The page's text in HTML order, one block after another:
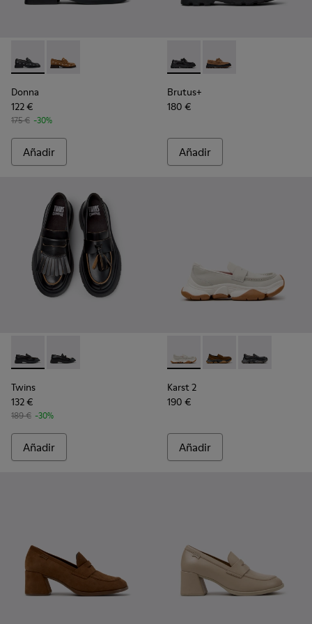
Donna - K201937-002 - Mocasines de piel negros para mujer.
Donna - K201937-001 - Mocasines de piel nobuk
Donna
122 €
175 € -30%
Añadir
Brutus+ - K201840-002 -
Brutus+ - K201840-
Brutus+
180 €
Añadir
Twins - K201939-001 - Mocasines de piel negros para mujer.
Twins - K201939-002 - Mocasines de piel negros
Twins
132 €
189 € -30%
Añadir
Karst 2 - K201992-003 -
Karst 2 - K201992-
Karst 2 -
Karst 2
190 €
Añadir